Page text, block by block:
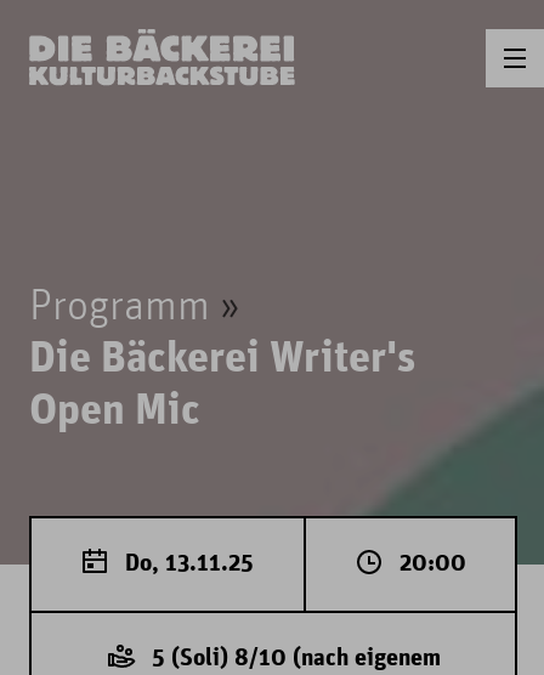
Programm
Die Bäckerei Writer's
Open Mic
Do, 13.11.25 20:00
5 (Soli) 8/10 (nach eigenem